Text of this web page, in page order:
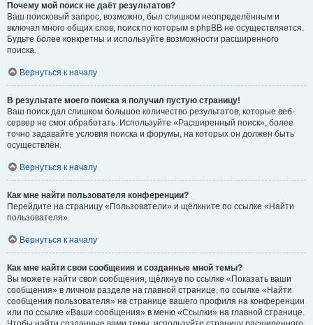
Почему мой поиск не даёт результатов?
Ваш поисковый запрос, возможно, был слишком неопределённым и
включал много общих слов, поиск по которым в phpBB не осуществляется.
Будьте более конкретны и используйте возможности расширенного
поиска.
Вернуться к началу
В результате моего поиска я получил пустую страницу!
Ваш поиск дал слишком большое количество результатов, которые веб-
сервер не смог обработать. Используйте «Расширенный поиск», более
точно задавайте условия поиска и форумы, на которых он должен быть
осуществлён.
Вернуться к началу
Как мне найти пользователя конференции?
Перейдите на страницу «Пользователи» и щёлкните по ссылке «Найти
пользователя».
Вернуться к началу
Как мне найти свои сообщения и созданные мной темы?
Вы можете найти свои сообщения, щёлкнув по ссылке «Показать ваши
сообщения» в личном разделе на главной странице, по ссылке «Найти
сообщения пользователя» на странице вашего профиля на конференции
или по ссылке «Ваши сообщения» в меню «Ссылки» на главной странице.